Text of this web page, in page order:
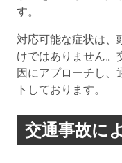
す。
対応可能な症状は、
けではありません。
因にアプローチし、
トしております。
交通事故に